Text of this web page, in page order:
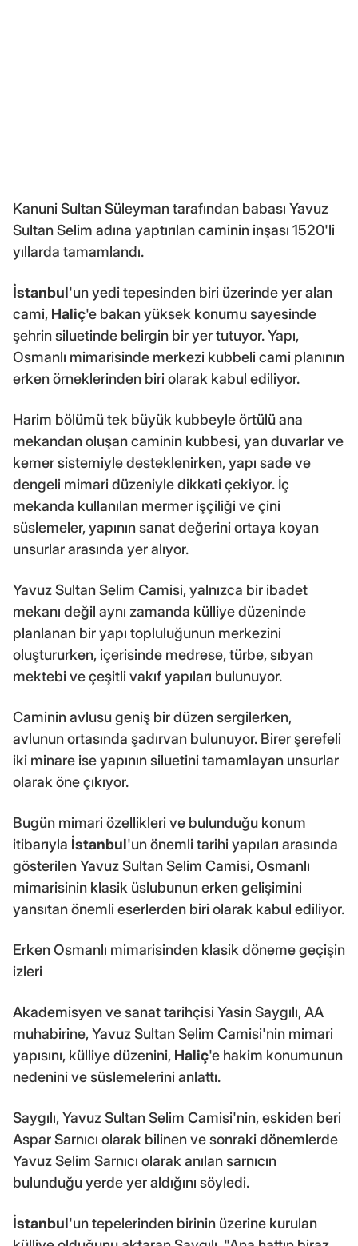
Kanuni Sultan Süleyman tarafından babası Yavuz
Sultan Selim adına yaptırılan caminin inşası 1520'li
yıllarda tamamlandı.
İstanbul'un yedi tepesinden biri üzerinde yer alan
cami, Haliç'e bakan yüksek konumu sayesinde
şehrin siluetinde belirgin bir yer tutuyor. Yapı,
Osmanlı mimarisinde merkezi kubbeli cami planının
erken örneklerinden biri olarak kabul ediliyor.
Harim bölümü tek büyük kubbeyle örtülü ana
mekandan oluşan caminin kubbesi, yan duvarlar ve
kemer sistemiyle desteklenirken, yapı sade ve
dengeli mimari düzeniyle dikkati çekiyor. İç
mekanda kullanılan mermer işçiliği ve çini
süslemeler, yapının sanat değerini ortaya koyan
unsurlar arasında yer alıyor.
Yavuz Sultan Selim Camisi, yalnızca bir ibadet
mekanı değil aynı zamanda külliye düzeninde
planlanan bir yapı topluluğunun merkezini
oluştururken, içerisinde medrese, türbe, sıbyan
mektebi ve çeşitli vakıf yapıları bulunuyor.
Caminin avlusu geniş bir düzen sergilerken,
avlunun ortasında şadırvan bulunuyor. Birer şerefeli
iki minare ise yapının siluetini tamamlayan unsurlar
olarak öne çıkıyor.
Bugün mimari özellikleri ve bulunduğu konum
itibarıyla İstanbul'un önemli tarihi yapıları arasında
gösterilen Yavuz Sultan Selim Camisi, Osmanlı
mimarisinin klasik üslubunun erken gelişimini
yansıtan önemli eserlerden biri olarak kabul ediliyor.
Erken Osmanlı mimarisinden klasik döneme geçişin
izleri
Akademisyen ve sanat tarihçisi Yasin Saygılı, AA
muhabirine, Yavuz Sultan Selim Camisi'nin mimari
yapısını, külliye düzenini, Haliç'e hakim konumunun
nedenini ve süslemelerini anlattı.
Saygılı, Yavuz Sultan Selim Camisi'nin, eskiden beri
Aspar Sarnıcı olarak bilinen ve sonraki dönemlerde
Yavuz Selim Sarnıcı olarak anılan sarnıcın
bulunduğu yerde yer aldığını söyledi.
İstanbul'un tepelerinden birinin üzerine kurulan